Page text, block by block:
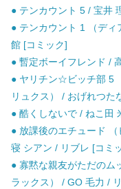
● テンカウント 5 / 宝井
● テンカウント 1 （デ
館 [コミック]
● 暫定ボーイフレンド /
● ヤリチン☆ビッチ部 5
リュクス） / おげれつた
● 酷くしないで / ねこ田
● 放課後のエチュード
寝 シアン / リブレ [コミ
● 寡黙な親友がただのム
ラックス） / GO 毛力 /